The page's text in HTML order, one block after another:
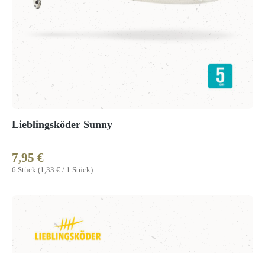
Lieblingsköder Sunny
6 Stück (1,33 € / 1 Stück)
Regulärer Preis:
7,95 €